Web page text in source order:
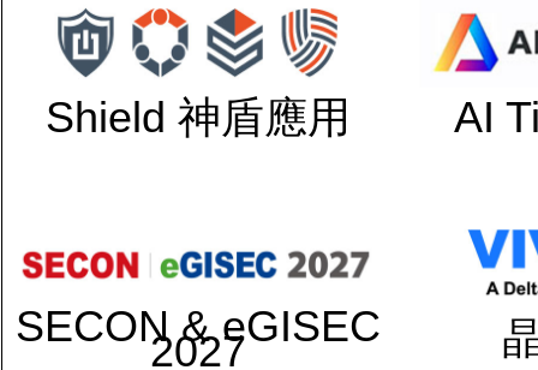
Shield 神盾應用 AI
SECON & eGISEC
2027